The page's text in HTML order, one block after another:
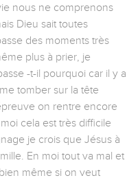
nous ne comprenons
Dieu sait toutes
des moments très
plus à prier, je
-t-il pourquoi car il y a
tomber sur la tête
on rentre encore
cela est très difficile
je crois que Jésus à
En moi tout va mal et
même si on veut